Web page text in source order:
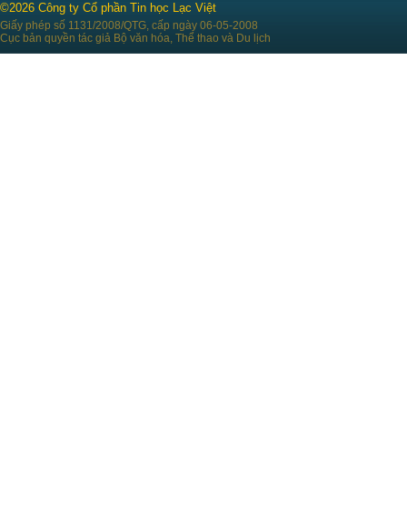
©2026 Công ty Cổ phần Tin học Lạc Việt
Giấy phép số 1131/2008/QTG, cấp ngày 06-05-2008
Cục bản quyền tác giả Bộ văn hóa, Thể thao và Du lịch